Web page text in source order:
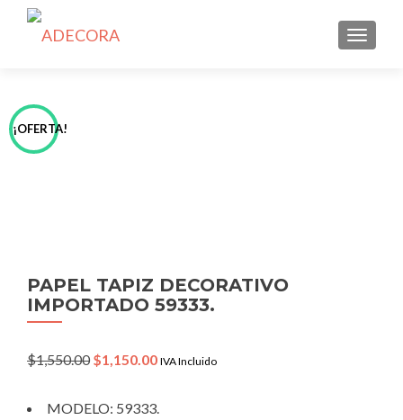
¡OFERTA!
PAPEL TAPIZ DECORATIVO
IMPORTADO 59333.
$1,550.00 Original
$1,550.00.
$1,150.00Current
$1,150.00.
IVA Incluido
MODELO: 59333.